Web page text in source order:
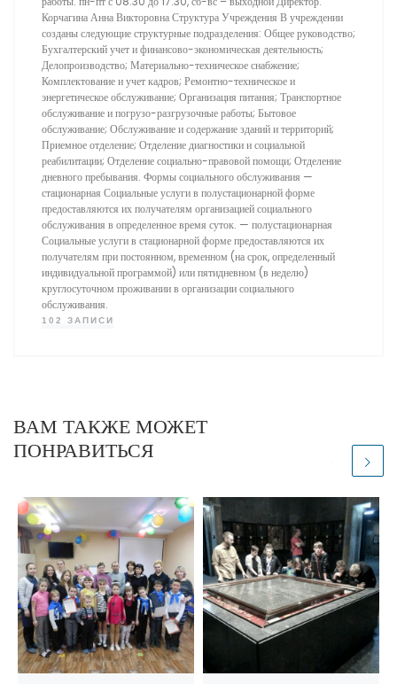
Корчагина Анна Викторовна Структура Учреждения В учреждении
созданы следующие структурные подразделения: Общее руководство;
Бухгалтерский учет и финансово-экономическая деятельность;
Делопроизводство; Материально-техническое снабжение;
Комплектование и учет кадров; Ремонтно-техническое и
энергетическое обслуживание; Организация питания; Транспортное
обслуживание и погрузо-разгрузочные работы; Бытовое
обслуживание; Обслуживание и содержание зданий и территорий;
Приемное отделение; Отделение диагностики и социальной
реабилитации; Отделение социально-правовой помощи; Отделение
дневного пребывания. Формы социального обслуживания —
стационарная Социальные услуги в полустационарной форме
предоставляются их получателям организацией социального
обслуживания в определенное время суток. — полустационарная
Социальные услуги в стационарной форме предоставляются их
получателям при постоянном, временном (на срок, определенный
индивидуальной программой) или пятидневном (в неделю)
круглосуточном проживании в организации социального
обслуживания.
102 ЗАПИСИ
ВАМ ТАКЖЕ МОЖЕТ
ПОНРАВИТЬСЯ